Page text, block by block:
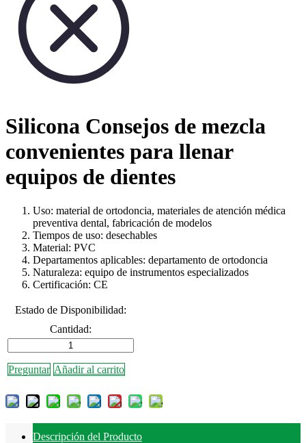
Silicona Consejos de mezcla
convenientes para llenar
equipos de dientes
Uso: material de ortodoncia, materiales de atención médica
preventiva dental, fabricación de modelos
Tiempos de uso: desechables
Material: PVC
Departamentos aplicables: departamento de ortodoncia
Naturaleza: equipo de instrumentos especializados
Certificación: CE
Estado de Disponibilidad:
Cantidad:
Preguntar Añadir al carrito
Descripción del Producto